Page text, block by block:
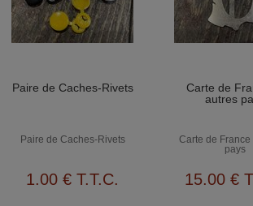
Paire de Caches-Rivets
Paire de Caches-Rivets
1.00 € T.T.C.
Carte de
autres
Carte de France
pays
15.00 €